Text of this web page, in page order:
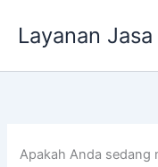
Layanan
Apakah Anda sedang